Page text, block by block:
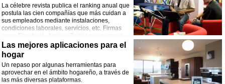
La célebre revista publica el ranking anual que
postula las cien compañías que más cuidan a
sus empleados mediante instalaciones,
condiciones laborales, servicios, etc. Firmas
como Facebook, Apple y Twitter no aparecen
en el listado.
Las mejores aplicaciones para el
hogar
Un repaso por algunas herramientas para
aprovechar en el ámbito hogareño, a través de
las más diversas plataformas.